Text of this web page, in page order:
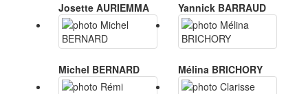
Josette AURIEMMA Yannick BARRAUD
Michel BERNARD Mélina BRICHORY